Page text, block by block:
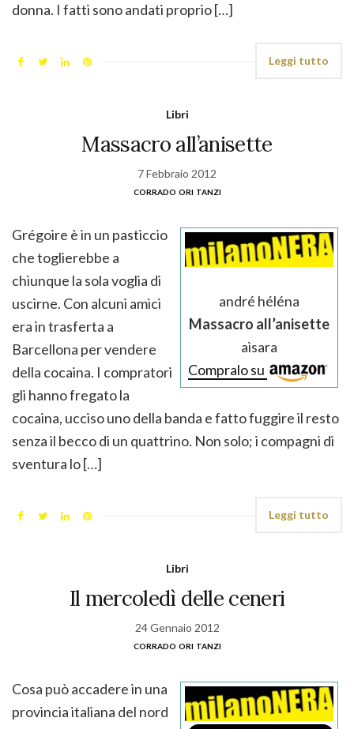
donna. I fatti sono andati proprio […]
Leggi tutto
Libri
Massacro all’anisette
7 Febbraio 2012
corrado ori tanzi
andré héléna
Massacro all’anisette
aìsara
Compralo su
Grégoire è in un pasticcio
che toglierebbe a
chiunque la sola voglia di
uscirne. Con alcuni amici
era in trasferta a
Barcellona per vendere
della cocaina. I compratori
gli hanno fregato la
cocaina, ucciso uno della banda e fatto fuggire il resto
senza il becco di un quattrino. Non solo; i compagni di
sventura lo […]
Leggi tutto
Libri
Il mercoledì delle ceneri
24 Gennaio 2012
corrado ori tanzi
Cosa può accadere in una
provincia italiana del nord